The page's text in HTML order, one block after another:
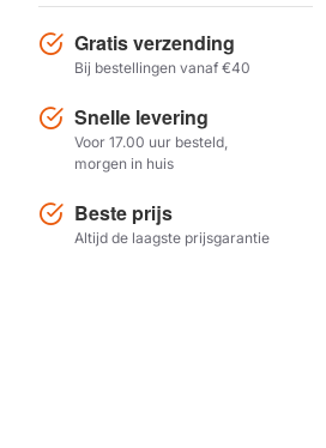
Gratis verzending
Bij bestellingen vanaf €40
Snelle levering
Voor 17.00 uur besteld,
morgen in huis
Beste prijs
Altijd de laagste prijsgarantie